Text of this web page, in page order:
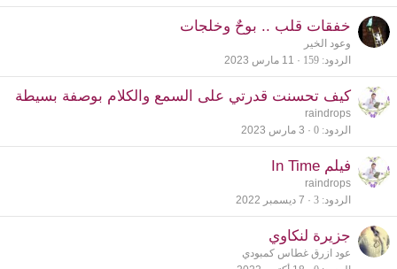
خفقات قلب .. بوحٌ وخلجات
وعود الخير
الردود 159 11 مارس 2023
كيف تحسنت قدرتي على السمع والكلام بوصفة بسيطة
raindrops
الردود 0 3 مارس 2023
فيلم In Time
raindrops
الردود 3 7 ديسمبر 2022
جزيرة لنكاوي
عود ازرق غطاس كمبودي